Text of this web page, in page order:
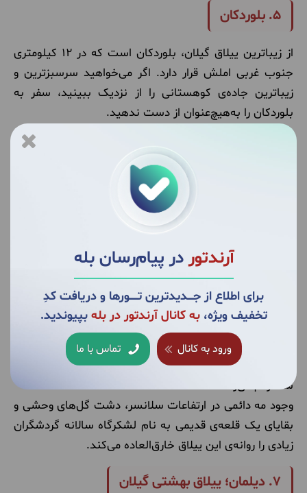
آرندتوردر پیام‌رسان بله
برای اطلاع از جــــدیدترین تــــــورها و دریافت کدِ
تخفیف ویژه،به کانال آرندتور در بله بپیوندید.
ورود به کانال تماس با ما
۵. بلوردکان
از زیباترین ییلاق گیلان، بلوردکان است که در ۱۲ کیلومتری
جنوب غربی املش قرار دارد. اگر می‌خواهید سرسبزترین و
زیباترین جاده‌ی کوهستانی را از نزدیک ببینید، سفر به
بلوردکان را به‌هیچ‌عنوان از دست ندهید.
رودخانه‌ی این منطقه در کنار طبیعت سرسبز و زیبای آن نگاه
هر بیننده‌ای را مجذوب خود می‌کند. شما می‌توانید با سفر
به بلوردکان و اقامت در خانه‌های چوبی آن حتی برای چند روز
هم که شده از دغدغه‌های زندگی فاصله گرفته و آرامش و
آسایش را در کنار جاذبه‌های طبیعی این روستا تجربه کنید.
در صورت سفر به رشت حتماً از سلانسر که نزدیک‌ترین ییلاق
گیلان به این شهر است، دیدن کنید. این ییلاق در فاصله‌ی
۳۰ کیلومتری شمال رودبار و در قسمت غربی رستم‌آباد واقع
شده و به دلیل درختان تنومند، علفزارهای زیبا و هوای خنک
حتی در اواسط تابستان هم تجربه‌ای شگفت‌انگیز را برای
شما رقم می‌زند.
وجود مه دائمی در ارتفاعات سلانسر، دشت گل‌های وحشی و
بقایای یک قلعه‌ی قدیمی به نام لشکرگاه سالانه گردشگران
زیادی را روانه‌ی این ییلاق خارق‌العاده می‌کند.
۷. دیلمان؛ ییلاق بهشتی گیلان